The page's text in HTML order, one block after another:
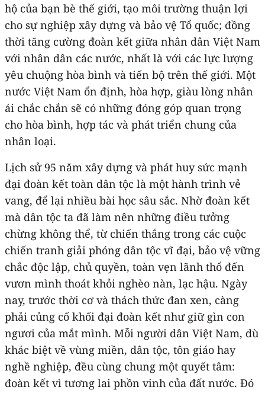
hộ của bạn bè thế giới, tạo môi trường thuận lợi
cho sự nghiệp xây dựng và bảo vệ Tổ quốc; đồng
thời tăng cường đoàn kết giữa nhân dân Việt Nam
với nhân dân các nước, nhất là với các lực lượng
yêu chuộng hòa bình và tiến bộ trên thế giới. Một
nước Việt Nam ổn định, hòa hợp, giàu lòng nhân
ái chắc chắn sẽ có những đóng góp quan trọng
cho hòa bình, hợp tác và phát triển chung của
nhân loại.
Lịch sử 95 năm xây dựng và phát huy sức mạnh
đại đoàn kết toàn dân tộc là một hành trình vẻ
vang, để lại nhiều bài học sâu sắc. Nhờ đoàn kết
mà dân tộc ta đã làm nên những điều tưởng
chừng không thể, từ chiến thắng trong các cuộc
chiến tranh giải phóng dân tộc vĩ đại, bảo vệ vững
chắc độc lập, chủ quyền, toàn vẹn lãnh thổ đến
vươn mình thoát khỏi nghèo nàn, lạc hậu. Ngày
nay, trước thời cơ và thách thức đan xen, càng
phải củng cố khối đại đoàn kết như giữ gìn con
ngươi của mắt mình. Mỗi người dân Việt Nam, dù
khác biệt về vùng miền, dân tộc, tôn giáo hay
nghề nghiệp, đều cùng chung một quyết tâm:
đoàn kết vì tương lai phồn vinh của đất nước. Đó